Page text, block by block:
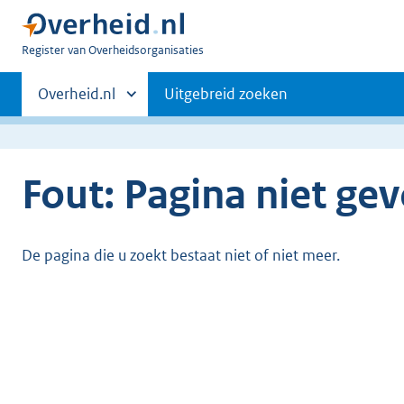
U
Register van Overheidsorganisaties
Primaire
navigatie
Andere
sites
Overheid.nl Uitgebreid zoeken
Fout: Pagina niet
De pagina die u zoekt bestaat niet of niet meer.